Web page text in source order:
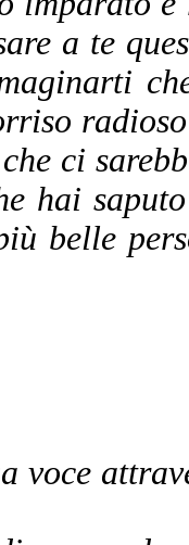
a te
ci
hai
belle
voce